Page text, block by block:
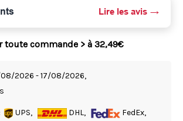
Lire les avis
toute commande > à 32,49€
2026 - 17/08/2026,
UPS, DHL,
FedEx,